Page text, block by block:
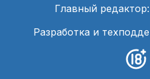
Главный
Разработка и